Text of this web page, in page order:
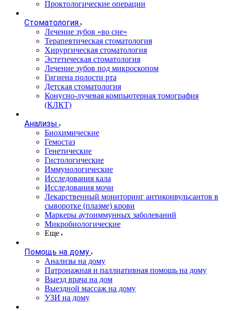
Проктологические операции
Стоматология
Лечение зубов «во сне»
Терапевтическая стоматология
Хирургическая стоматология
Эстетическая стоматология
Лечение зубов под микроскопом
Гигиена полости рта
Детская стоматология
Конусно-лучевая компьютерная томография
(КЛКТ)
Анализы
Биохимические
Гемостаз
Генетические
Гистологические
Иммунологические
Исследования кала
Исследования мочи
Лекарственный мониторинг антиконвульсантов в
сыворотке (плазме) крови
Маркеры аутоиммунных заболеваний
Микробиологические
Еще
Помощь на дому
Анализы на дому
Патронажная и паллиативная помощь на дому
Выезд врача на дом
Выездной массаж на дому
УЗИ на дому